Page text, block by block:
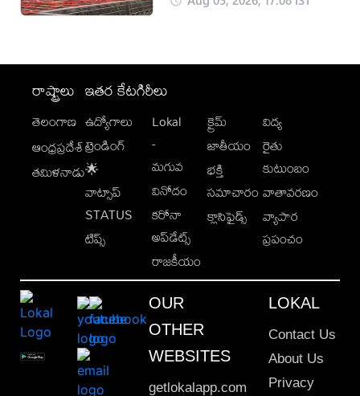
రాష్ట్రాలు
తెలంగాణ
ఆంధ్రప్రదేశ్
తమిళనాడు
ఇతర కేటగిరీలు
ఉద్యోగాలు
ట్రెండింగ్
🌟
వాట్సాప్
STATUS
టిప్స్
Lokal
-
మగువ
వినోదం
కరోనా
అప్‌డేట్స్
రాజకీయం
క్రైమ్
జాతీయం
భక్తి
సమాచారం
క్లాసిఫైడ్స్
విద్య
రైతు
కుటుంబం
వాతావరణం
వ్యాపార
ప్రపంచం
OUR
OTHER
WEBSITES
getlokalapp.com
LOKAL
Contact Us
About Us
Privacy